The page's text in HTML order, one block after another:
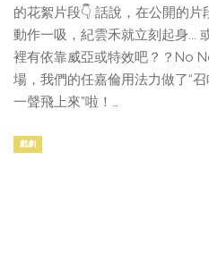
的花絮片段👇 話說，在公開的
動作一吸，紀雲禾就立刻起身...
裡有依靠威亞或特效吧？？No
場，我們的任嘉倫用法力做了“
一聲飛上來”啦！…
戲劇